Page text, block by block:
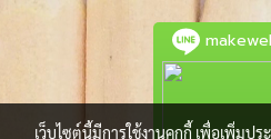
เว็บไซต์นี้มีการใช้งานคุกกี้ เพื่อเพิ่ม